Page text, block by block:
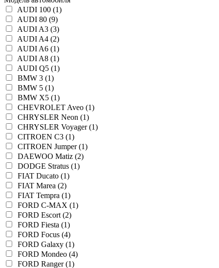
AUDI 100 (1)
AUDI 80 (9)
AUDI A3 (3)
AUDI A4 (2)
AUDI A6 (1)
AUDI A8 (1)
AUDI Q5 (1)
BMW 3 (1)
BMW 5 (1)
BMW X5 (1)
CHEVROLET Aveo (1)
CHRYSLER Neon (1)
CHRYSLER Voyager (1)
CITROEN C3 (1)
CITROEN Jumper (1)
DAEWOO Matiz (2)
DODGE Stratus (1)
FIAT Ducato (1)
FIAT Marea (2)
FIAT Tempra (1)
FORD C-MAX (1)
FORD Escort (2)
FORD Fiesta (1)
FORD Focus (4)
FORD Galaxy (1)
FORD Mondeo (4)
FORD Ranger (1)